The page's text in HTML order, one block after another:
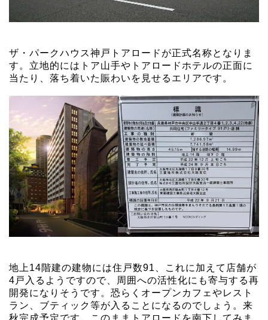
ザ・パークハウス神戸トアロードが正式名称となりま
す。立地的にはトア山手やトアロードホテルの正面に
当たり、落ち着いた賑わいを見せるエリアです。
地上14階建の建物には住戸数91、これに加えて店舗が
4戸入るようですので、周囲への活性化にも寄与する再
開発になりそうです。恐らくオープンカフェやレスト
ラン、ブティック等が入ることになるのでしょう。来
秋完成予定です。このままトアロードを南下してみま